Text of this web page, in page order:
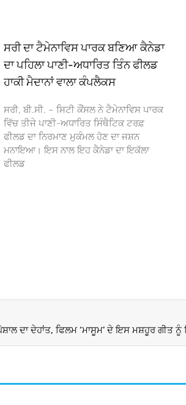
ਸਰੀ ਦਾ ਟੈਮੇਨਾਵਿਸ ਪਾਰਕ ਬਣਿਆ ਕੈਨੇਡਾ
ਦਾ ਪਹਿਲਾ ਪਾਣੀ-ਅਧਾਰਿਤ ਤਿੰਨ ਫੀਲਡ
ਹਾਕੀ ਮੈਦਾਨਾਂ ਵਾਲਾ ਕੰਪਲੈਕਸ
ਸਰੀ, ਬੀ.ਸੀ. – ਸਿਟੀ ਕੌਂਸਲ ਨੇ ਟੈਮੇਨਾਵਿਸ ਪਾਰਕ
ਵਿੱਚ ਤੀਜੇ ਪਾਣੀ-ਅਧਾਰਿਤ ਸਿੰਥੈਟਿਕ ਟਰਫ਼
ਫੀਲਡ ਦਾ ਨਿਰਮਾਣ ਮੁਕੰਮਲ ਹੋਣ ਦਾ ਜਸ਼ਨ
ਮਨਾਇਆ। ਇਸ ਨਾਲ ਇਹ ਕੈਨੇਡਾ ਦਾ ਇਕੱਲਾ
ਫੀਲਡ